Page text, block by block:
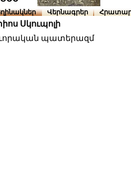
Վերնագրեր
Սկուպոլի
պատերազմ